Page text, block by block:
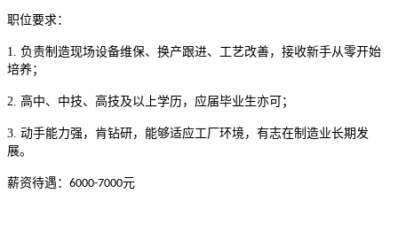
职位要求：
1. 负责制造现场设备维保、换产跟进、工艺改善，接收新手从零开始
培养；
2. 高中、中技、高技及以上学历，应届毕业生亦可；
3. 动手能力强，肯钻研，能够适应工厂环境，有志在制造业长期发
展。
薪资待遇： 6000-7000元